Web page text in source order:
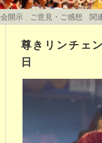
開示 ご意見・ご感想 関
尊きリンチェ
日